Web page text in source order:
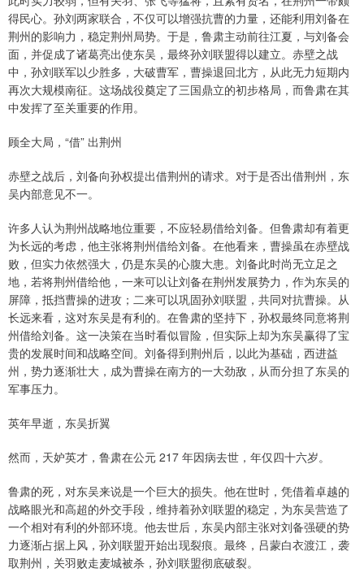
得民心。孙刘两家联合，不仅可以增强抗曹的力量，还能利用刘备在
荆州的影响力，稳定荆州局势。于是，鲁肃主动前往江夏，与刘备会
面，并促成了诸葛亮出使东吴，最终孙刘联盟得以建立。赤壁之战
中，孙刘联军以少胜多，大破曹军，曹操退回北方，从此无力短期内
再次大规模南征。这场战役奠定了三国鼎立的初步格局，而鲁肃在其
中发挥了至关重要的作用。
顾全大局，“借” 出荆州
赤壁之战后，刘备向孙权提出借荆州的请求。对于是否出借荆州，东
吴内部意见不一。
许多人认为荆州战略地位重要，不应轻易借给刘备。但鲁肃却有着更
为长远的考虑，他主张将荆州借给刘备。在他看来，曹操虽在赤壁战
败，但实力依然强大，仍是东吴的心腹大患。刘备此时尚无立足之
地，若将荆州借给他，一来可以让刘备在荆州发展势力，作为东吴的
屏障，抵挡曹操的进攻；二来可以巩固孙刘联盟，共同对抗曹操。从
长远来看，这对东吴是有利的。在鲁肃的坚持下，孙权最终同意将荆
州借给刘备。这一决策在当时看似冒险，但实际上却为东吴赢得了宝
贵的发展时间和战略空间。刘备得到荆州后，以此为基础，西进益
州，势力逐渐壮大，成为曹操在南方的一大劲敌，从而分担了东吴的
军事压力。
英年早逝，东吴折翼
然而，天妒英才，鲁肃在公元 217 年因病去世，年仅四十六岁。
鲁肃的死，对东吴来说是一个巨大的损失。他在世时，凭借着卓越的
战略眼光和高超的外交手段，维持着孙刘联盟的稳定，为东吴营造了
一个相对有利的外部环境。他去世后，东吴内部主张对刘备强硬的势
力逐渐占据上风，孙刘联盟开始出现裂痕。最终，吕蒙白衣渡江，袭
取荆州，关羽败走麦城被杀，孙刘联盟彻底破裂。